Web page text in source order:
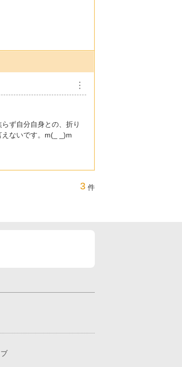
︙
ず自分自身との、折り
ないです。m(_ _)m
3 件